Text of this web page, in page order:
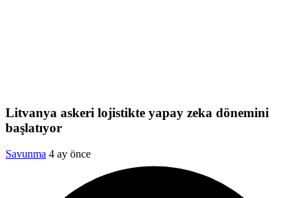
Litvanya askeri lojistikte yapay zeka dönemini
başlatıyor
Savunma 4 ay önce